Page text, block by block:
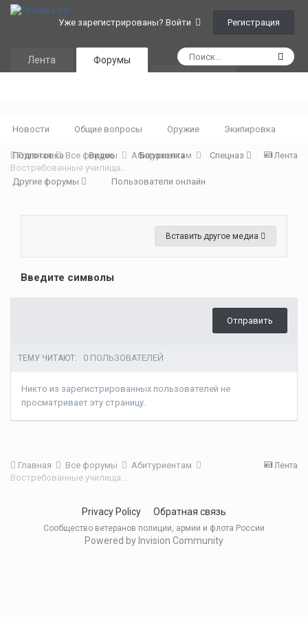
Уже зарегистрированы? Войти Регистрация
Лента Форумы
Новости Общие вопросы Оружие Экипировка
Подготовка Видео Барахолка Спецназ
Другие форумы Пользователи онлайн
Лента
Главная Все форумы
Абитуриентам
Востребованные училища...
Вставить другое медиа
Введите символы
Отправить
ТЕМУ ЧИТАЮТ: 0 ПОЛЬЗОВАТЕЛЕЙ
Никто из зарегистрированных пользователей не
просматривает эту страницу.
Лента
Главная Все форумы
Абитуриентам
Востребованные училища...
Privacy Policy Обратная связь
Сообщество ветеранов полиции, армии и флота России
Powered by Invision Community